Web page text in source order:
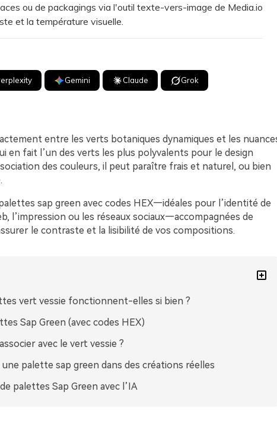
ou de packagings via l'outil texte-vers-image de Media.io
et la température visuelle.
Gemini Claude Grok
entre les verts botaniques dynamiques et les
en fait l’un des verts les plus polyvalents pour le design
des couleurs, il peut paraître frais et naturel, ou bien
sap green avec codes HEX—idéales pour l’identité de
l’impression ou les réseaux sociaux—accompagnées de
le contraste et la lisibilité de vos compositions.
vert vessie fonctionnent-elles si bien ?
Sap Green (avec codes HEX)
avec le vert vessie ?
palette sap green dans des créations réelles
palettes Sap Green avec l’IA